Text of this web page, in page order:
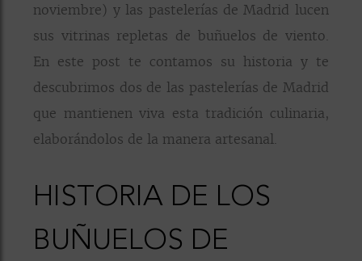
noviembre) y las pastelerías de Madrid lucen
sus vitrinas repletas de buñuelos de viento.
En este post te contamos su historia y te
descubrimos dos de las pastelerías de Madrid
que mantienen viva esta tradición culinaria,
elaborándolos de la manera artesanal.
HISTORIA DE LOS
BUÑUELOS DE